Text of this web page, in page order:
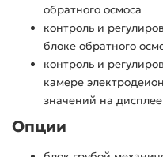
обратного осмоса
контроль и
блоке обратного
контроль и
камере
значений на дисплее
Опции